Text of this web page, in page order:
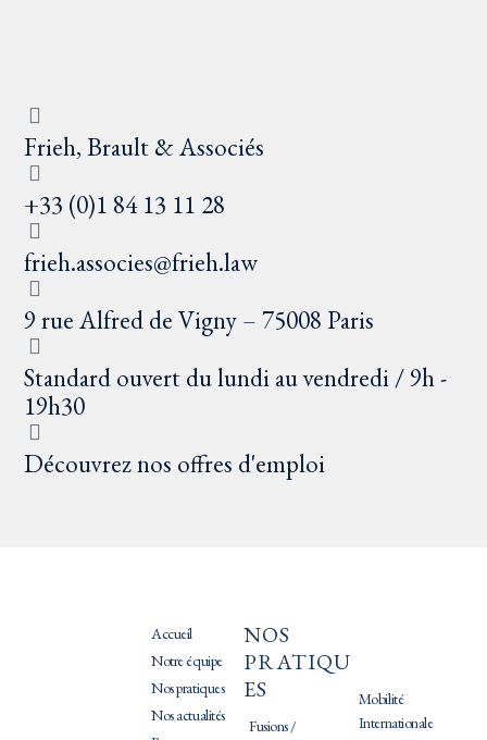
Frieh, Brault & Associés
+33 (0)1 84 13 11 28
frieh.associes@frieh.law
9 rue Alfred de Vigny – 75008 Paris
Standard ouvert du lundi au vendredi / 9h -
19h30
Découvrez nos offres d'emploi
Accueil
Notre équipe
Nos pratiques
Nos actualités
NOS
PRATIQU
ES
Fusions /
Mobilité
Internationale